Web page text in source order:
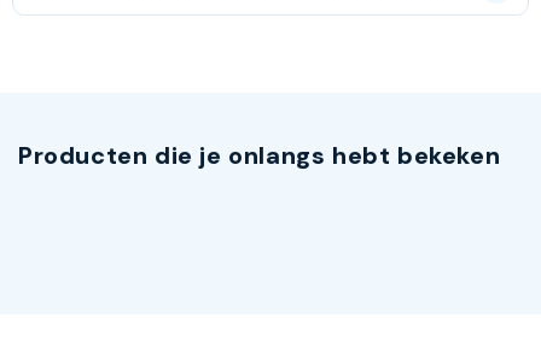
Producten die je onlangs hebt bekeken